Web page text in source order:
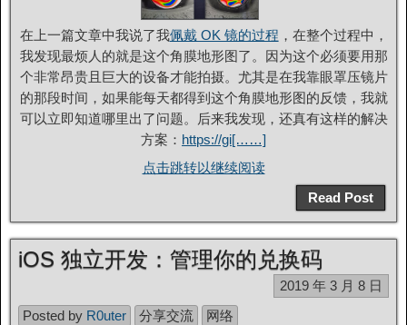
在上一篇文章中我说了我佩戴 OK 镜的过程 ，在整个过程中，
我发现最烦人的就是这个角膜地形图了。因为这个必须要用那
个非常昂贵且巨大的设备才能拍摄。尤其是在我靠眼罩压镜片
的那段时间，如果能每天都得到这个角膜地形图的反馈，我就
可以立即知道哪里出了问题。后来我发现，还真有这样的解决
方案： https://gi[……]
点击跳转以继续阅读
Read Post
iOS 独立开发：管理你的兑换码
2019 年 3 月 8 日
Posted by R0uter 分享交流
网络